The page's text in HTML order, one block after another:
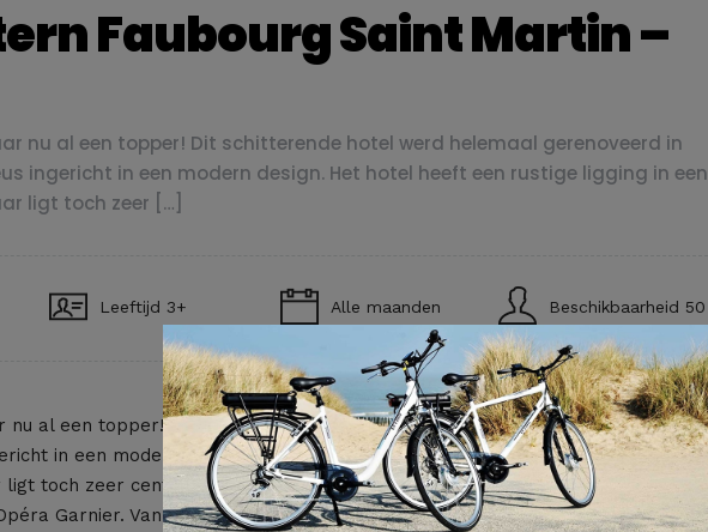
Faubourg Saint Martin –
nu al een topper! Dit schitterende hotel werd helemaal gerenoveerd in
ingericht in een modern design. Het hotel heeft een rustige ligging in een
ligt toch zeer […]
Leeftijd 3+ Alle maanden Beschikbaarheid 50
nu al een topper! Dit schitterende hotel werd helemaal gerenoveerd in 2012.
in een modern design. Het hotel heeft een rustige ligging in een
toch zeer centraal in het 10e arrondissement op loopafstand van de
Garnier. Van hieruit hebt u een directe metroverbinding met het station